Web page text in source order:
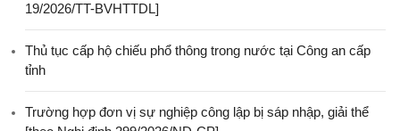
19/2026/TT-BVHTTDL]
Thủ tục cấp hộ chiếu phổ thông trong nước tại Công an cấp
tỉnh
Trường hợp đơn vị sự nghiệp công lập bị sáp nhập, giải thể